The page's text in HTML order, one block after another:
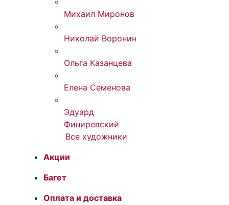
Михаил Миронов
Николай Воронин
Ольга Казанцева
Елена Семенова
Эдуард
Финиревский
Все художники
Акции
Багет
Оплата и доставка